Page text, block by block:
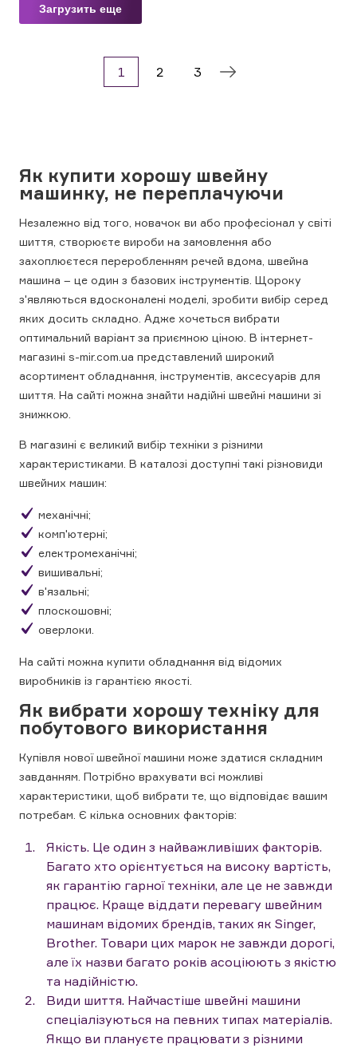
Як купити хорошу швейну
машинку, не переплачуючи
Незалежно від того, новачок ви або професіонал у світі
шиття, створюєте вироби на замовлення або
захоплюєтеся переробленням речей вдома, швейна
машина – це один з базових інструментів. Щороку
з'являються вдосконалені моделі, зробити вибір серед
яких досить складно. Адже хочеться вибрати
оптимальний варіант за приємною ціною. В інтернет-
магазині s-mir.com.ua представлений широкий
асортимент обладнання, інструментів, аксесуарів для
шиття. На сайті можна знайти надійні швейні машини зі
знижкою.
В магазині є великий вибір техніки з різними
характеристиками. В каталозі доступні такі різновиди
швейних машин:
механічні;
комп'ютерні;
електромеханічні;
вишивальні;
в'язальні;
плоскошовні;
оверлоки.
На сайті можна купити обладнання від відомих
виробників із гарантією якості.
Як вибрати хорошу техніку для
побутового використання
Купівля нової швейної машини може здатися складним
завданням. Потрібно врахувати всі можливі
характеристики, щоб вибрати те, що відповідає вашим
потребам. Є кілька основних факторів:
Якість. Це один з найважливіших факторів.
Багато хто орієнтується на високу вартість,
як гарантію гарної техніки, але це не завжди
працює. Краще віддати перевагу швейним
машинам відомих брендів, таких як Singer,
Brother. Товари цих марок не завжди дорогі,
але їх назви багато років асоціюють з якістю
та надійністю.
Види шиття. Найчастіше швейні машини
спеціалізуються на певних типах матеріалів.
Якщо ви плануєте працювати з різними
Загрузить еще
1 2 3